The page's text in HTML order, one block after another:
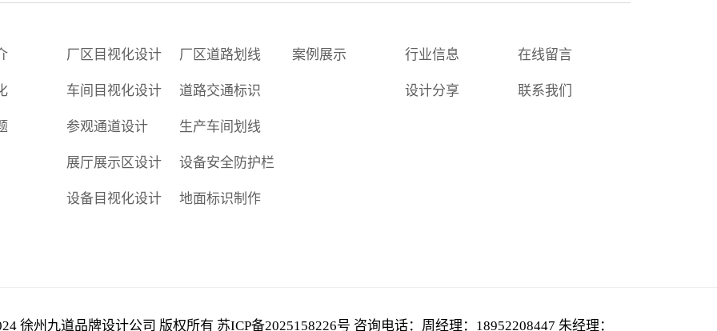
厂区目视化设计
车间目视化设计
参观通道设计
展厅展示区设计
设备目视化设计
厂区道路划线
道路交通标识
生产车间划线
设备安全防护栏
地面标识制作
案例展示 行业信息
设计分享
在线留言
联系我们
徐州九道品牌设计公司 版权所有 苏ICP备2025158226号 咨询电话：周经理：18952208447 朱经理：